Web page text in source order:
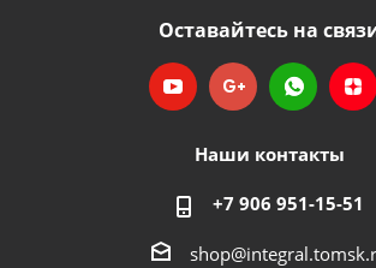
Оставайтесь на
Наши контакты
+7 906 951-15-51